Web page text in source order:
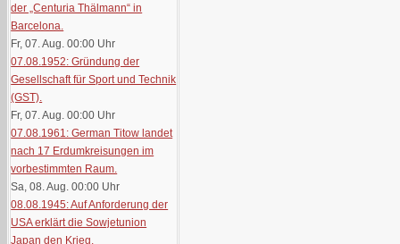
der „Centuria Thälmann“ in
Barcelona.
Fr, 07. Aug. 00:00 Uhr
07.08.1952: Gründung der
Gesellschaft für Sport und Technik
(GST).
Fr, 07. Aug. 00:00 Uhr
07.08.1961: German Titow landet
nach 17 Erdumkreisungen im
vorbestimmten Raum.
Sa, 08. Aug. 00:00 Uhr
08.08.1945: Auf Anforderung der
USA erklärt die Sowjetunion
Japan den Krieg.